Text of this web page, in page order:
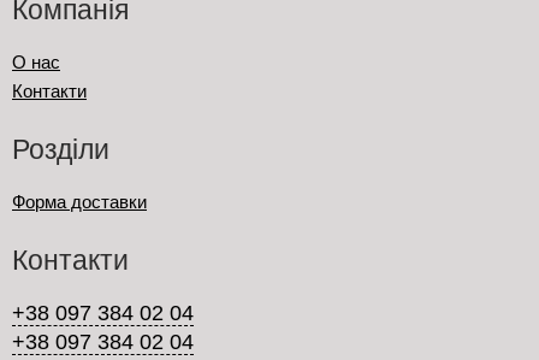
Компанія
О нас
Контакти
Розділи
Форма доставки
Контакти
+38 097 384 02 04
+38 097 384 02 04